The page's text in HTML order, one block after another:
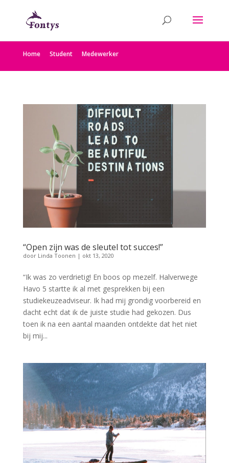
Home Student Medewerker
“Open zijn was de sleutel tot succes!”
door Linda Toonen | okt 13, 2020
“Ik was zo verdrietig! En boos op mezelf. Halverwege
Havo 5 startte ik al met gesprekken bij een
studiekeuzeadviseur. Ik had mij grondig voorbereid en
dacht echt dat ik de juiste studie had gekozen. Dus
toen ik na een aantal maanden ontdekte dat het niet
bij mij...